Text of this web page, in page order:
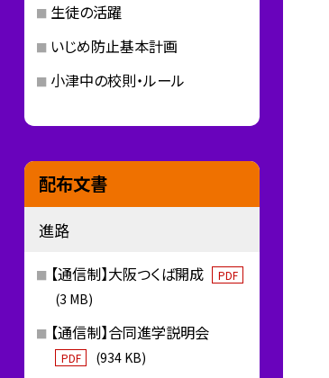
生徒の活躍
いじめ防止基本計画
小津中の校則・ルール
配布文書
進路
【通信制】大阪つくば開成 PDF
(3 MB)
【通信制】合同進学説明会
PDF (934 KB)